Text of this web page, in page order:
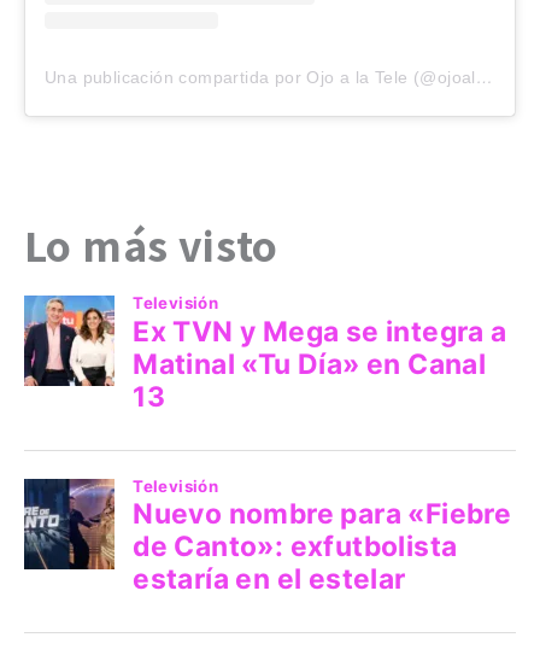
Una publicación compartida por Ojo a la Tele (@ojoalatele)
Lo más visto